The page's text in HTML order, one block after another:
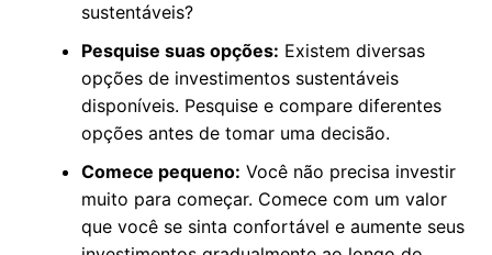
sustentáveis?
Pesquise suas opções: Existem diversas
opções de investimentos sustentáveis
disponíveis. Pesquise e compare diferentes
opções antes de tomar uma decisão.
Comece pequeno: Você não precisa investir
muito para começar. Comece com um valor
que você se sinta confortável e aumente seus